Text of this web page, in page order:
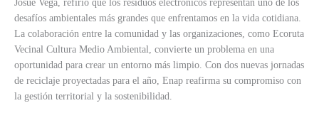
Josué Vega, refirió que los residuos electrónicos representan uno de los
desafíos ambientales más grandes que enfrentamos en la vida cotidiana.
La colaboración entre la comunidad y las organizaciones, como Ecoruta
Vecinal Cultura Medio Ambiental, convierte un problema en una
oportunidad para crear un entorno más limpio. Con dos nuevas jornadas
de reciclaje proyectadas para el año, Enap reafirma su compromiso con
la gestión territorial y la sostenibilidad.